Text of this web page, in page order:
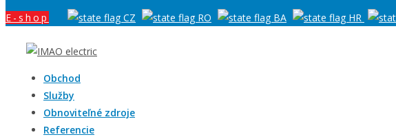
E-shop
Obchod
Služby
Obnoviteľné zdroje
Referencie